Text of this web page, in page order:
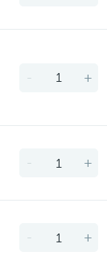
- +
- +
- +